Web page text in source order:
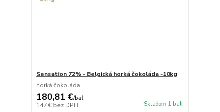
Sensation 72% - Belgická horká čokoláda -10kg
horká čokoláda
180,81 €/bal
147 € bez DPH Skladom 1 bal